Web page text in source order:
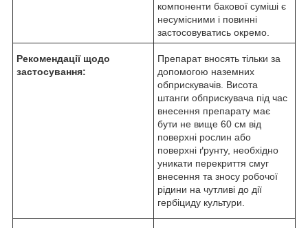
компоненти бакової суміші є
несумісними і повинні
застосовуватись окремо.
Рекомендації щодо
застосування:
Препарат вносять тільки за
допомогою наземних
обприскувачів. Висота
штанги обприскувача під час
внесення препарату має
бути не вище 60 см від
поверхні рослин або
поверхні ґрунту, необхідно
уникати перекриття смуг
внесення та зносу робочої
рідини на чутливі до дії
гербіциду культури.